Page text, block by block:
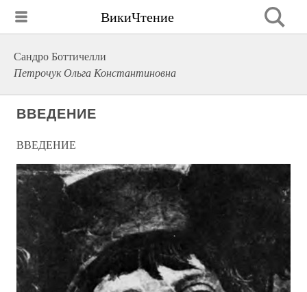
ВикиЧтение
Сандро Боттичелли
Петрочук Ольга Константиновна
ВВЕДЕНИЕ
ВВЕДЕНИЕ